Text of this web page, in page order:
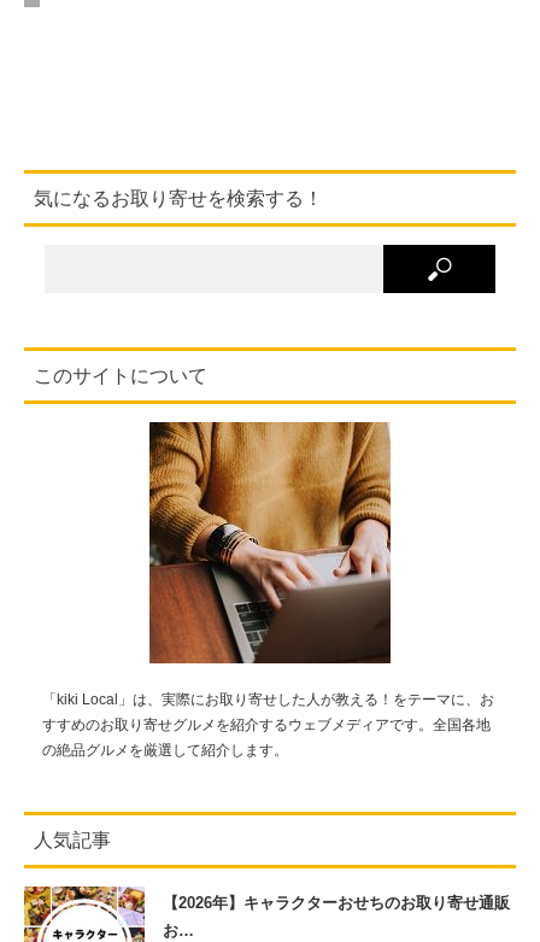
気になるお取り寄せを検索する！
このサイトについて
「kiki Local」は、実際にお取り寄せした人が教える！をテーマに、お
すすめのお取り寄せグルメを紹介するウェブメディアです。全国各地
の絶品グルメを厳選して紹介します。
人気記事
【2026年】キャラクターおせちのお取り寄せ通販
お…